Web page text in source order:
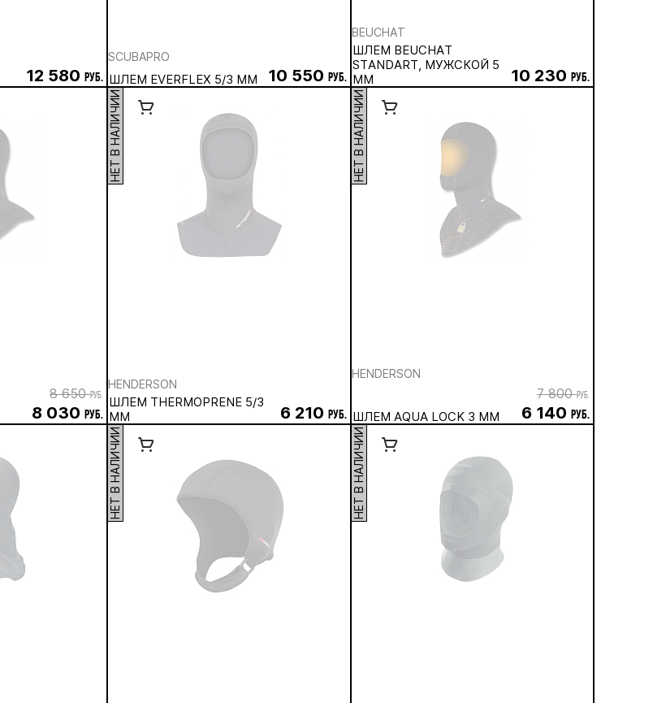
12 580 руб.
SCUBAPRO
ШЛЕМ EVERFLEX 5/3 ММ 10 550 руб.
BEUCHAT
ШЛЕМ BEUCHAT
STANDART, МУЖСКОЙ 5
ММ
10 230 руб.
8 650руб.
8 030 руб.
НЕТ В НАЛИЧИИ
HENDERSON
ШЛЕМ THERMOPRENE 5/3
ММ
6 210 руб.
НЕТ В НАЛИЧИИ
HENDERSON
ШЛЕМ AQUA LOCK 3 ММ
7 800руб.
6 140 руб.
НЕТ В НАЛИЧИИ НЕТ В НАЛИЧИИ